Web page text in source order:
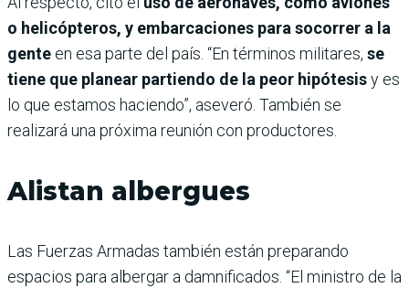
o helicópteros, y embarcaciones para socorrer a la
gente en esa parte del país. “En términos militares, se
tiene que planear partiendo de la peor hipótesisy es
lo que estamos haciendo”, aseveró. También se
realizará una próxima reunión con productores.
Alistan albergues
Las Fuerzas Armadas también están preparando
espacios para albergar a damnificados. “El ministro de la